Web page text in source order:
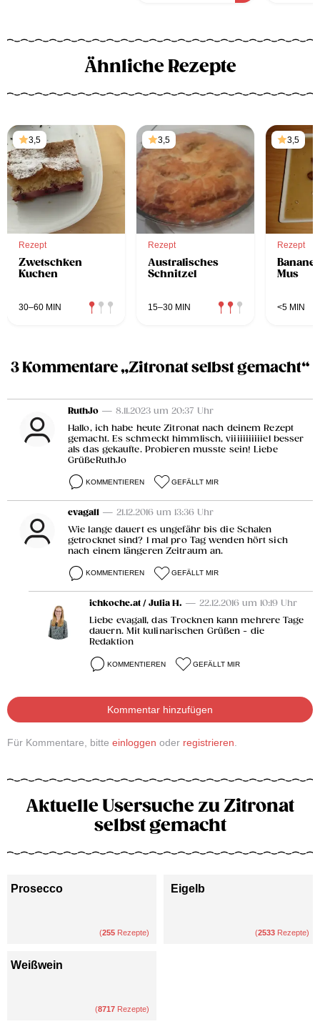
Ähnliche Rezepte
3,5
Rezept
Zwetschken
Kuchen
30–60 MIN
3,5
Rezept
Australisches
Schnitzel
15–30 MIN
3,5
Rezept
Mus
<5 MIN
3 Kommentare „Zitronat selbst gemacht“
RuthJo — 8.11.2023 um 20:37 Uhr
Hallo, ich habe heute Zitronat nach deinem Rezept
gemacht. Es schmeckt himmlisch, viiiiiiiiiiiel besser
als das gekaufte. Probieren musste sein! Liebe
GrüßeRuthJo
KOMMENTIEREN GEFÄLLT MIR
evagall — 21.12.2016 um 13:36 Uhr
Wie lange dauert es ungefähr bis die Schalen
getrocknet sind? 1 mal pro Tag wenden hört sich
nach einem längeren Zeitraum an.
KOMMENTIEREN GEFÄLLT MIR
ichkoche.at / Julia H. — 22.12.2016 um 10:19 Uhr
Liebe evagall, das Trocknen kann mehrere Tage
dauern. Mit kulinarischen Grüßen - die
Redaktion
KOMMENTIEREN GEFÄLLT MIR
Kommentar hinzufügen
Für Kommentare, bitte einloggen oder registrieren
Aktuelle Usersuche zu Zitronat
selbst gemacht
Prosecco
(255 Rezepte)
Eigelb
(2533 Rezepte)
Weißwein
(8717 Rezepte)